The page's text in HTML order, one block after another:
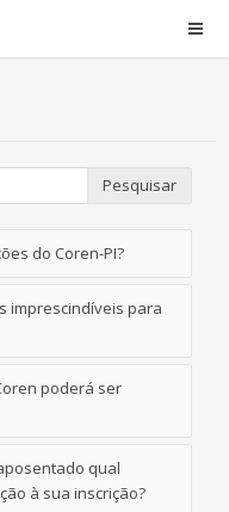
Pesquisar
do Coren-PI?
imprescindíveis para
poderá ser
qual
à sua inscrição?